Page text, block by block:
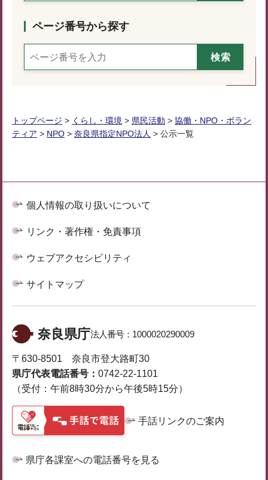
ページ番号から探す
トップページ > くらし・環境 > 県民活動 > 協働・NPO・ボラン
ティア > NPO > 奈良県指定NPO法人 > 公示一覧
個人情報の取り扱いについて
リンク・著作権・免責事項
ウェブアクセシビリティ
サイトマップ
奈良県庁法人番号： 1000020290009
〒630-8501 奈良市登大路町30
県庁代表電話番号： 0742-22-1101
（受付：午前8時30分から午後5時15分）
手話リンクのご案内
県庁各課室への電話番号を見る